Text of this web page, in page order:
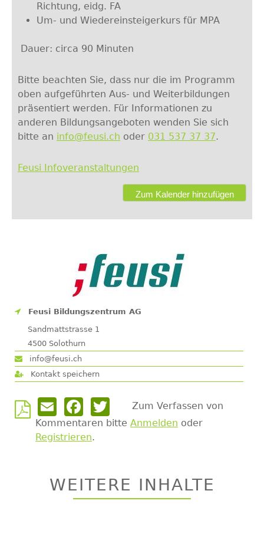
Richtung, eidg. FA
Um- und Wiedereinsteigerkurs für MPA
Dauer: circa 90 Minuten
Bitte beachten Sie, dass nur die im Programm
oben aufgeführten Aus- und Weiterbildungen
präsentiert werden. Für Informationen zu
anderen Bildungsangeboten wenden Sie sich
bitte an info@feusi.ch oder 031 537 37 37.
Feusi Infoveranstaltungen
Zum Kalender hinzufügen
Feusi Bildungszentrum AG
Sandmattstrasse 1
4500 Solothurn
info@feusi.ch
Kontakt speichern
EmailFacebook
Twitter
Zum Verfassen von
Kommentaren bitte Anmelden oder
Registrieren.
WEITERE INHALTE